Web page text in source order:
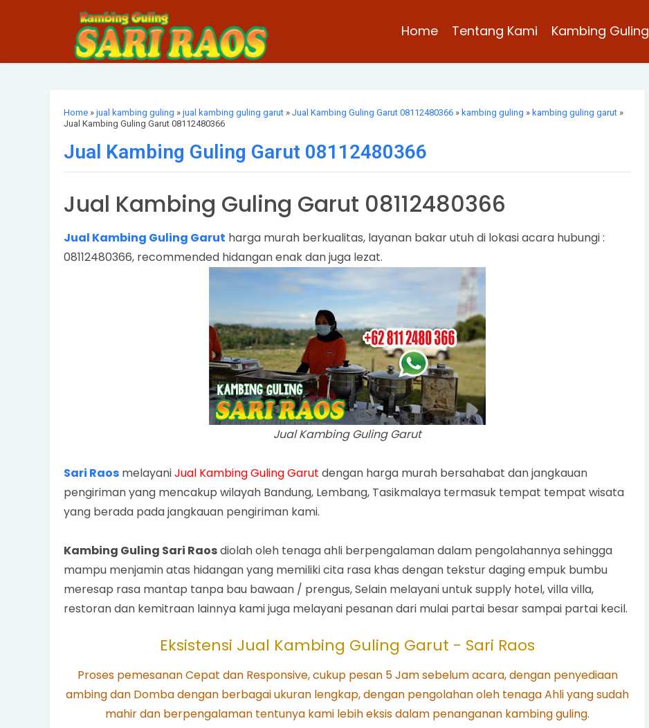
Home Tentang Kami Kambing Guling
Home » jual kambing guling » jual kambing guling garut » Jual Kambing Guling Garut 08112480366 » kambing guling » kambing guling garut »
Jual Kambing Guling Garut 08112480366
Jual Kambing Guling Garut 08112480366
Jual Kambing Guling Garut 08112480366
Jual Kambing Guling Garut harga murah berkualitas, layanan bakar utuh di lokasi acara hubungi :
08112480366, recommended hidangan enak dan juga lezat.
Jual Kambing Guling Garut
Sari Raos melayaniJual Kambing Guling Garut dengan harga murah bersahabat dan jangkauan
pengiriman yang mencakup wilayah Bandung, Lembang, Tasikmalaya termasuk tempat tempat wisata
yang berada pada jangkauan pengiriman kami.
Kambing Guling Sari Raosdiolah oleh tenaga ahli berpengalaman dalam pengolahannya sehingga
mampu menjamin atas hidangan yang memiliki cita rasa khas dengan tekstur daging empuk bumbu
meresap rasa mantap tanpa bau bawaan / prengus, Selain melayani untuk supply hotel, villa villa,
restoran dan kemitraan lainnya kami juga melayani pesanan dari mulai partai besar sampai partai kecil.
Eksistensi Jual Kambing Guling Garut - Sari Raos
Proses pemesanan Cepat dan Responsive, cukup pesan 5 Jam sebelum acara, dengan penyediaan
ambing dan Domba dengan berbagai ukuran lengkap, dengan pengolahan oleh tenaga Ahli yang sudah
mahir dan berpengalaman tentunya kami lebih eksis dalam penanganan kambing guling.